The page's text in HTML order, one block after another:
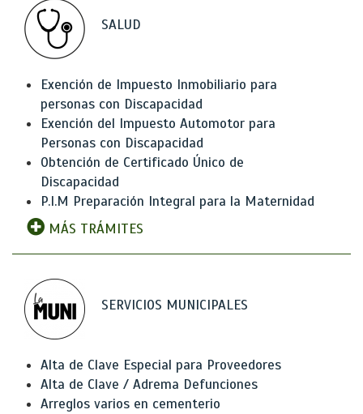
SALUD
Exención de Impuesto Inmobiliario para
personas con Discapacidad
Exención del Impuesto Automotor para
Personas con Discapacidad
Obtención de Certificado Único de
Discapacidad
P.I.M Preparación Integral para la Maternidad
MÁS TRÁMITES
SERVICIOS MUNICIPALES
Alta de Clave Especial para Proveedores
Alta de Clave / Adrema Defunciones
Arreglos varios en cementerio